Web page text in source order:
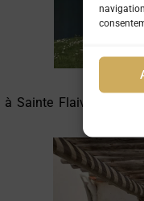
à Sainte Flaive des